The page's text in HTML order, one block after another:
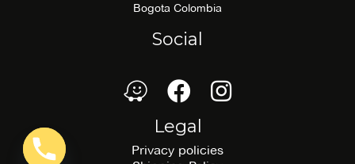
Bogota Colombia
Social
waze FacebookFacebook
Legal
Privacy policies